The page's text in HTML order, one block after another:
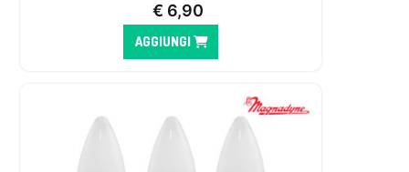
€ 6,90
AGGIUNGI